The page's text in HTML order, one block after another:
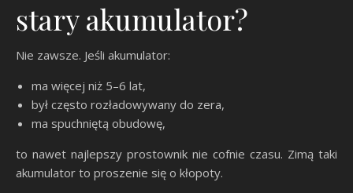
stary akumulator?
Nie zawsze. Jeśli akumulator:
ma więcej niż 5–6 lat,
był często rozładowywany do zera,
ma spuchniętą obudowę,
to nawet najlepszy prostownik nie cofnie czasu. Zimą taki
akumulator to proszenie się o kłopoty.